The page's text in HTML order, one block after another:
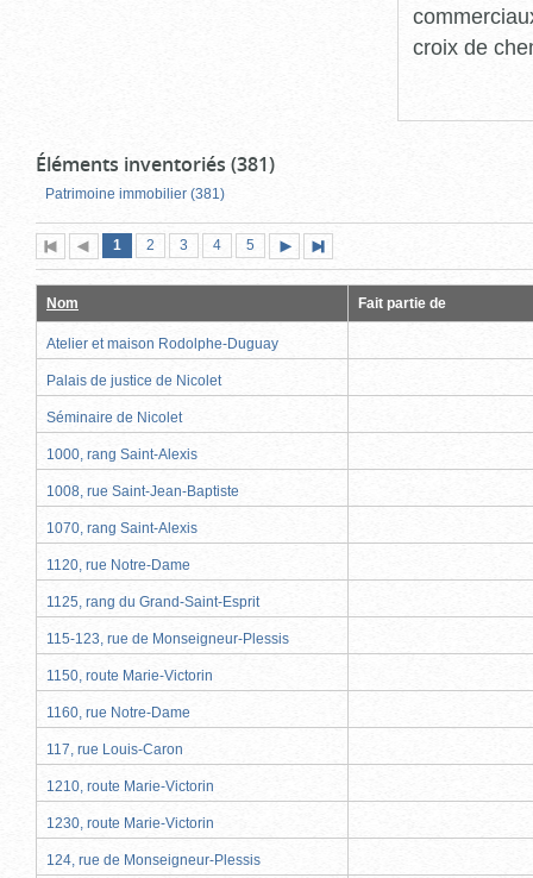
croix de
Éléments inventoriés (381)
Patrimoine immobilier (381)
Première
page
Page
précédente
Page
1 (page
actuelle)
Page
2 Page
3 Page
4 Page
5
suivante
page
Nom Fait partie de
Atelier et maison Rodolphe-Duguay
Palais de justice de Nicolet
Séminaire de Nicolet
1000, rang Saint-Alexis
1008, rue Saint-Jean-Baptiste
1070, rang Saint-Alexis
1120, rue Notre-Dame
1125, rang du Grand-Saint-Esprit
115-123, rue de Monseigneur-Plessis
1150, route Marie-Victorin
1160, rue Notre-Dame
117, rue Louis-Caron
1210, route Marie-Victorin
1230, route Marie-Victorin
124, rue de Monseigneur-Plessis